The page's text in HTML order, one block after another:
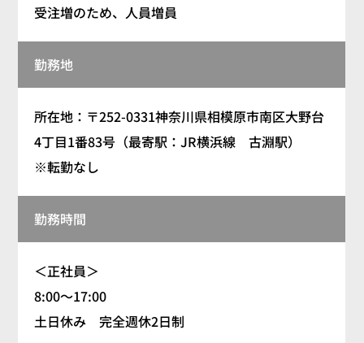
受注増のため、人員増員
勤務地
所在地：〒252-0331神奈川県相模原市南区大野台
4丁目1番83号（最寄駅：JR横浜線 古淵駅）
※転勤なし
勤務時間
＜正社員＞
8:00～17:00
土日休み 完全週休2日制